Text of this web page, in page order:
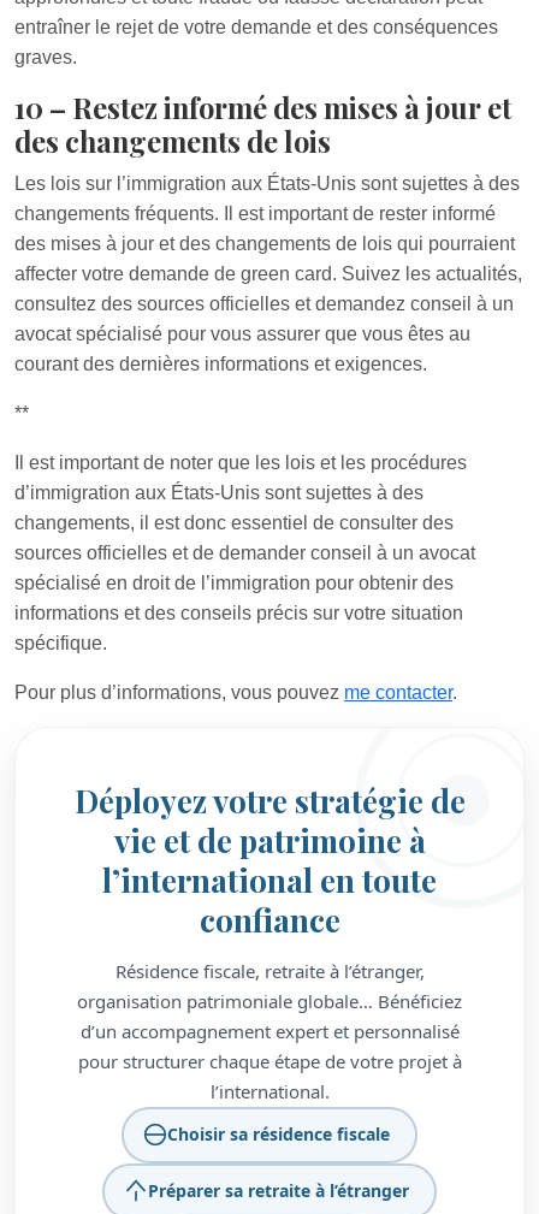
entraîner le rejet de votre demande et des conséquences
graves.
10 – Restez informé des mises à jour et
des changements de lois
Les lois sur l’immigration aux États-Unis sont sujettes à des
changements fréquents. Il est important de rester informé
des mises à jour et des changements de lois qui pourraient
affecter votre demande de green card. Suivez les actualités,
consultez des sources officielles et demandez conseil à un
avocat spécialisé pour vous assurer que vous êtes au
courant des dernières informations et exigences.
**
Il est important de noter que les lois et les procédures
d’immigration aux États-Unis sont sujettes à des
changements, il est donc essentiel de consulter des
sources officielles et de demander conseil à un avocat
spécialisé en droit de l’immigration pour obtenir des
informations et des conseils précis sur votre situation
spécifique.
Pour plus d’informations, vous pouvez me contacter.
Déployez votre stratégie de
vie et de patrimoine à
l’international en toute
confiance
Résidence fiscale, retraite à l’étranger,
organisation patrimoniale globale… Bénéficiez
d’un accompagnement expert et personnalisé
pour structurer chaque étape de votre projet à
l’international.
Choisir sa résidence fiscale
Préparer sa retraite à l’étranger